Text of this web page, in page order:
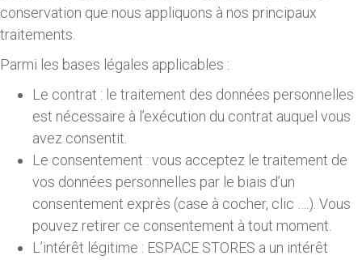
conservation que nous appliquons à nos principaux
traitements.
Parmi les bases légales applicables :
Le contrat : le traitement des données personnelles
est nécessaire à l’exécution du contrat auquel vous
avez consentit.
Le consentement : vous acceptez le traitement de
vos données personnelles par le biais d’un
consentement exprès (case à cocher, clic ….). Vous
pouvez retirer ce consentement à tout moment.
L’intérêt légitime : ESPACE STORES a un intérêt